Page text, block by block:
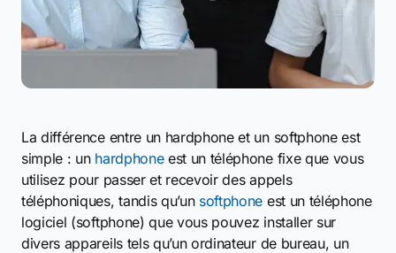
La différence entre un hardphone et un softphone est
simple : un hardphoneest un téléphone fixe que vous
utilisez pour passer et recevoir des appels
téléphoniques, tandis qu’un softphone est un téléphone
logiciel (softphone) que vous pouvez installer sur
divers appareils tels qu’un ordinateur de bureau, un